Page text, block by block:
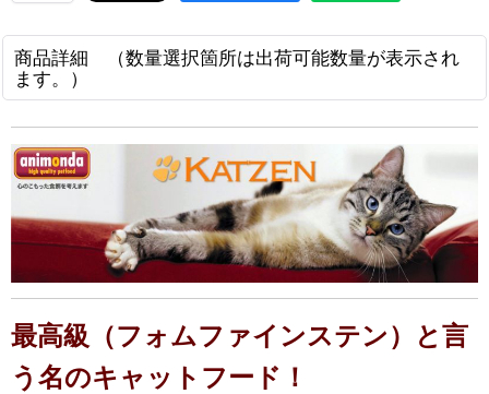
商品詳細 （数量選択箇所は出荷可能数量が表示され
ます。）
最高級（フォムファインステン）と言
う名のキャットフード！